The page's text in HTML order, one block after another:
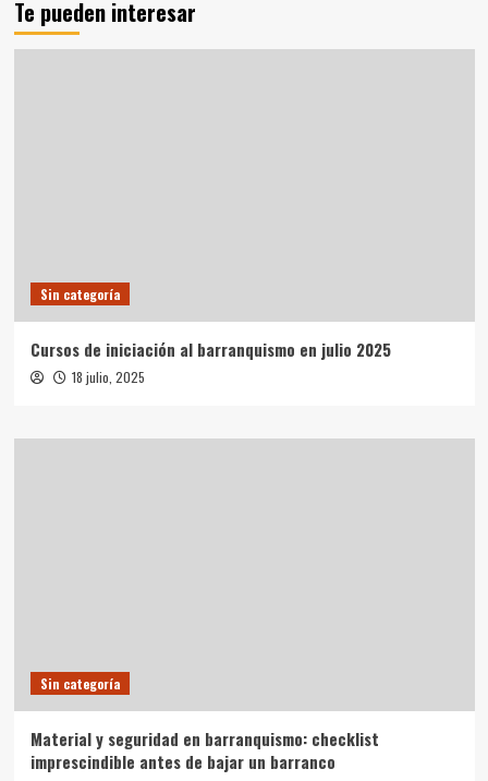
Encuentro
de
Barranquistas
Te pueden interesar
Sin categoría
Cursos de iniciación al barranquismo en julio 2025
18 julio, 2025
Sin categoría
Material y seguridad en barranquismo: checklist
imprescindible antes de bajar un barranco